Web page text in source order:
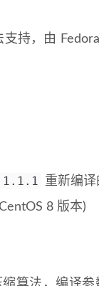
持，由
1.1.1
重新编译
8 版本)